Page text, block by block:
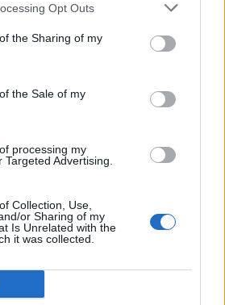
Opt Outs
the Sharing of my
the Sale of my
processing my
Advertising.
Collection, Use,
or Sharing of my
Is Unrelated with the
it was collected.